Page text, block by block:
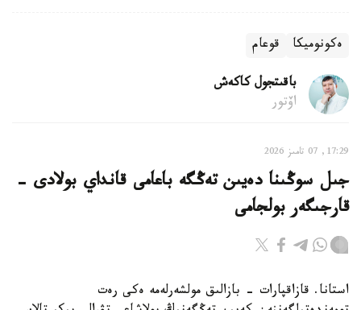
ەكونوميكا قوعام
باقىتجول كاكەش
اۆتور
17:29, 07 تامىز 2026
جىل سوڭىنا دەيىن تەڭگە باعامى قانداي بولادى -
قارجىگەر بولجامى
استانا. قازاقپارات - بازالىق مولشەرلەمە ەكى رەت